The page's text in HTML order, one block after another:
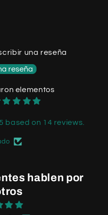
una reseña
reseña
elementos
based on 14 reviews.
hablen por